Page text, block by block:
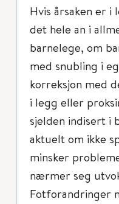
Hvis årsaken er i
det hele an i
barnelege, om
med snubling i
korreksjon med
i legg eller
sjelden indisert i
aktuelt om ikke
minsker
nærmer seg
Fotforandringer